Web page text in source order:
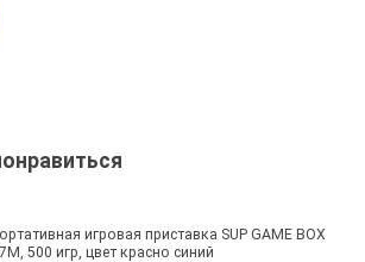
игровая приставка SUP GAME BOX
500 игр, цвет красно синий